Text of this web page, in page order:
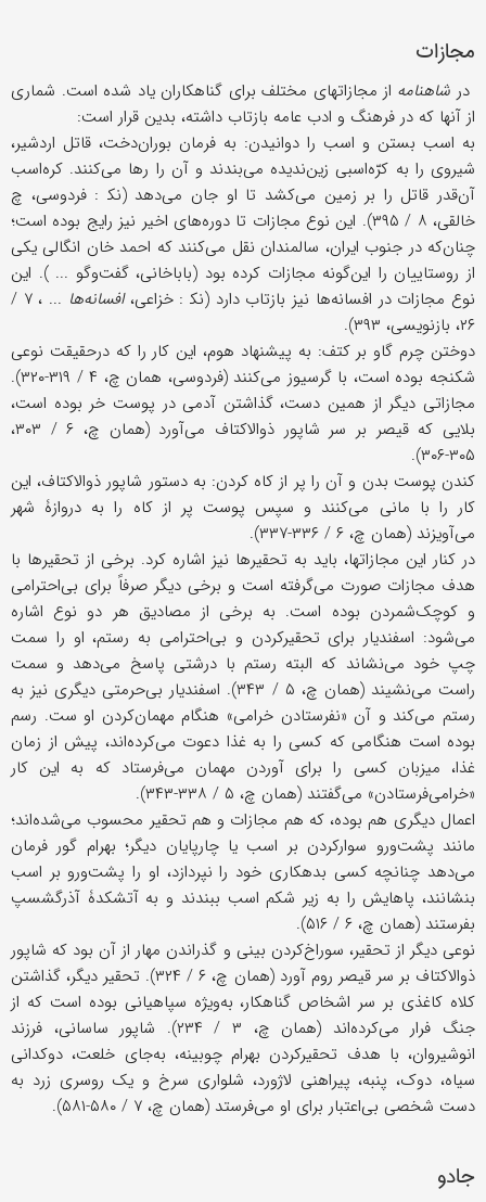
مجازات
در شاهنامه از مجازاتهای مختلف برای گناهکاران یاد شده است. شماری
از آنها که در فرهنگ و ادب عامه بازتاب داشته، بدین قرار است:
به اسب بستن و اسب را دوانیدن: به فرمان بوران‌دخت، قاتل اردشیر،
شیروی را به کرّه‌اسبی زین‌ندیده می‌بندند و آن را رها می‌کنند. کره‌اسب
آن‌قدر قاتل را بر زمین می‌کشد تا او جان می‌دهد (نک‍ : فردوسی، چ
خالقی، ۸ / ۳۹۵). این نوع مجازات تا دوره‌های اخیر نیز رایج بوده است؛
چنان‌که در جنوب ایران، سالمندان نقل می‌کنند که احمد خان انگالی یکی
از روستاییان را این‌گونه مجازات کرده بود (باباخانی، گفت‌وگو ... ). این
نوع مجازات در افسانه‌ها نیز بازتاب دارد (نک‍ : خزاعی،افسانه‌ها
... ، ۷ /
۲۶، بازنویسی، ۳۹۳).
دوختن چرم گاو بر کتف: به پیشنهاد هوم، این کار را که درحقیقت نوعی
شکنجه بوده است، با گرسیوز می‌کنند (فردوسی، همان چ، ۴ / ۳۱۹-۳۲۰).
مجازاتی دیگر از همین دست، گذاشتن آدمی در پوست خر بوده است،
بلایی که قیصر بر سر شاپور ذوالاکتاف می‌آورد (همان چ، ۶ / ۳۰۳،
۳۰۵-۳۰۶).
کندن پوست بدن و آن را پر از کاه کردن: به دستور شاپور ذوالاکتاف، این
کار را با مانی می‌کنند و سپس پوست پر از کاه را به دروازۀ شهر
می‌آویزند (همان چ، ۶ / ۳۳۶-۳۳۷).
در کنار این مجازاتها، باید به تحقیرها نیز اشاره کرد. برخی از تحقیرها با
هدف مجازات صورت می‌گرفته است و برخی دیگر صرفاً برای بی‌احترامی
و کوچک‌شمردن بوده است. به برخی از مصادیق هر دو نوع اشاره
می‌شود: اسفندیار برای تحقیرکردن و بی‌احترامی به رستم، او را سمت
چپ خود می‌نشاند که البته رستم با درشتی پاسخ می‌دهد و سمت
راست می‌نشیند (همان چ، ۵ / ۳۴۳). اسفندیار بی‌حرمتی دیگری نیز به
رستم می‌کند و آن «نفرستادن خرامی» هنگام مهمان‌کردن او ست. رسم
بوده است هنگامی که کسی را به غذا دعوت می‌کرده‌اند، پیش از زمان
غذا، میزبان کسی را برای آوردن مهمان می‌فرستاد که به این کار
«خرامی‌فرستادن» می‌گفتند (همان چ، ۵ / ۳۳۸-۳۴۳).
اعمال دیگری هم بوده، که هم مجازات و هم تحقیر محسوب می‌شده‌اند؛
مانند پشت‌و‌رو سوارکردن بر اسب یا چارپایان دیگر؛ بهرام گور فرمان
می‌دهد چنانچه کسی بدهکاری خود را نپردازد، او را پشت‌و‌رو بر اسب
بنشانند، پاهایش را به زیر شکم اسب ببندند و به آتشکدۀ آذرگشسپ
بفرستند (همان چ، ۶ / ۵۱۶).
نوعی دیگر از تحقیر، سوراخ‌کردن بینی و گذراندن مهار از آن بود که شاپور
ذوالاکتاف بر سر قیصر روم آورد (همان چ، ۶ / ۳۲۴). تحقیر دیگر، گذاشتن
کلاه کاغذی بر سر اشخاص گناهکار، به‌ویژه سپاهیانی بوده است که از
جنگ فرار می‌کرده‌اند (همان چ، ۳ / ۲۳۴). شاپور ساسانی، فرزند
انوشیروان، با هدف تحقیرکردن بهرام چوبینه، به‌جای خلعت، دوکدانی
سیاه، دوک، پنبه، پیراهنی لاژورد، شلواری سرخ و یک روسری زرد به
دست شخصی بی‌اعتبار برای او می‌فرستد (همان چ، ۷ / ۵۸۰-۵۸۱).
جادو